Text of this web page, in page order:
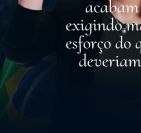
acabam
exigindo
esforço do